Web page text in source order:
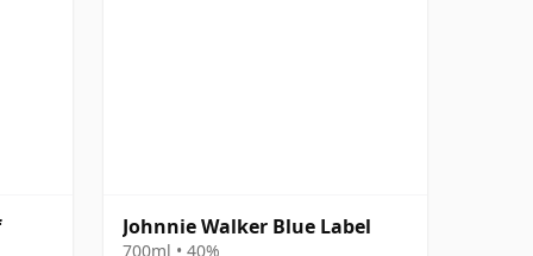
Johnnie Walker Blue Label
700ml • 40%